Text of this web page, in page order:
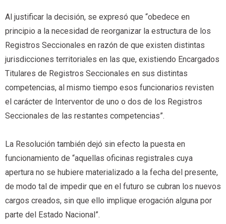
Al justificar la decisión, se expresó que “obedece en
principio a la necesidad de reorganizar la estructura de los
Registros Seccionales en razón de que existen distintas
jurisdicciones territoriales en las que, existiendo Encargados
Titulares de Registros Seccionales en sus distintas
competencias, al mismo tiempo esos funcionarios revisten
el carácter de Interventor de uno o dos de los Registros
Seccionales de las restantes competencias”.
La Resolución también dejó sin efecto la puesta en
funcionamiento de “aquellas oficinas registrales cuya
apertura no se hubiere materializado a la fecha del presente,
de modo tal de impedir que en el futuro se cubran los nuevos
cargos creados, sin que ello implique erogación alguna por
parte del Estado Nacional”.